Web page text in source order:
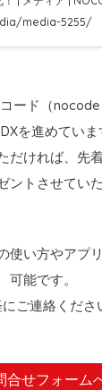
media-5255/
ード（
を進めていま
だければ、先
ントさせていた
使い方やアプ
可能です。
ご連絡くださ
合せフォーム